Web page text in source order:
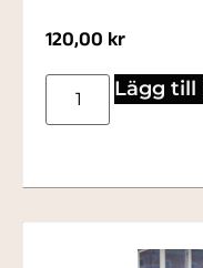
120,00 kr
Lägg till